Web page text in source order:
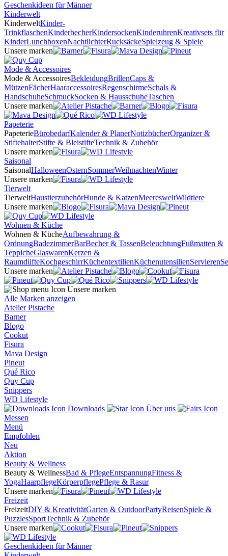
Geschenkideen für Männer
Kinderwelt
KinderweltKinder-
TrinkflaschenKinderbecherKindersockenKinderuhrenKreativsets für
KinderLunchboxenNachtlichterRucksäckeSpielzeug & Spiele
Unsere marken
Mode & Accessoires
Mode & AccessoiresBekleidungBrillenCaps &
MützenFächerHaaraccessoiresRegenschirmeSchals &
HandschuheSchmuckSocken & HausschuheTaschen
Unsere marken
Papeterie
PapeterieBürobedarfKalender & PlanerNotizbücherOrganizer &
StiftehalterStifte & BleistifteTechnik & Zubehör
Unsere marken
Saisonal
SaisonalHalloweenOsternSommerWeihnachtenWinter
Unsere marken
Tierwelt
TierweltHaustierzubehörHunde & KatzenMeeresweltWildtiere
Unsere marken
Wohnen & Küche
Wohnen & KücheAufbewahrung &
OrdnungBadezimmerBarBecher & TassenBeleuchtungFußmatten &
TeppicheGlaswarenKerzen &
RaumdüfteKochgeschirrKüchentextilienKüchenutensilienServieren
Unsere marken
Unsere marken
Alle Marken anzeigen
Atelier Pistache
Barner
Blogo
Cookut
Fisura
Mava Design
Pineut
Qué Rico
Quy Cup
Snippers
WD Lifestyle
Downloads
Über uns
Messen
Menü
Empfohlen
Neu
Aktion
Beauty & Wellness
Beauty & WellnessBad & PflegeEntspannungFitness &
YogaHaarpflegeKörperpflegePflege & Rasur
Unsere marken
Freizeit
FreizeitDIY & KreativitätGarten & OutdoorPartyReisenSpiele &
PuzzlesSportTechnik & Zubehör
Unsere marken
Geschenkideen für Männer